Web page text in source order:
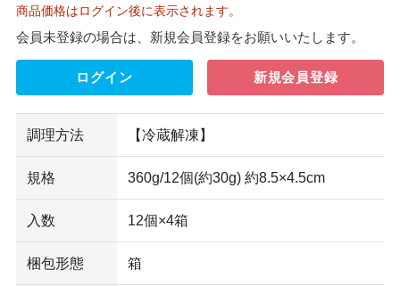
商品価格はログイン後に表示されます。
会員未登録の場合は、新規会員登録をお願いいたします。
ログイン 新規会員登録
調理方法 【冷蔵解凍】
規格 360g/12個(約30g) 約8.5×4.5cm
入数 12個×4箱
梱包形態 箱